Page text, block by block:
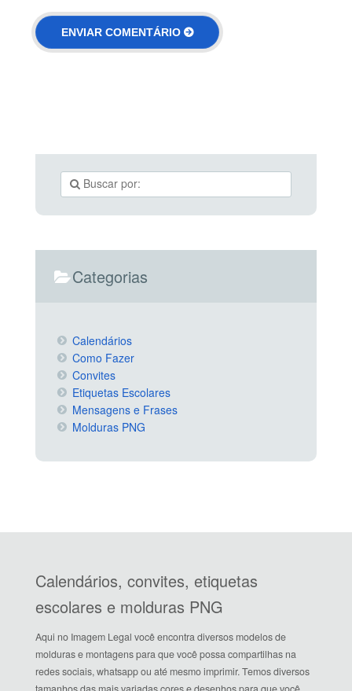
Categorias
Calendários
Como Fazer
Convites
Etiquetas Escolares
Mensagens e Frases
Molduras PNG
Calendários, convites, etiquetas
escolares e molduras PNG
Aqui no Imagem Legal você encontra diversos modelos de
molduras e montagens para que você possa compartilhas na
redes sociais, whatsapp ou até mesmo imprimir. Temos diversos